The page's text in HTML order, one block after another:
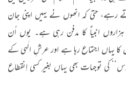
رہے، حتیٰ کہ انھوں نے یہیں اپنی جان
انبیاؑ کا مدفن رہی ہے۔ یوں اُن
کا یہاں اجتماع رہا ہے اور عرشِ الٰہی کے
کی توجہات بھی یہاں بغیر کسی اِنقطاع